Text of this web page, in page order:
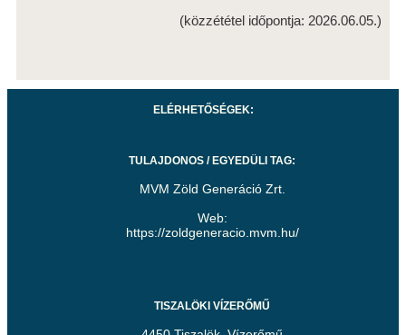
(közzététel időpontja: 2026.06.05.)
ELÉRHETŐSÉGEK:
TULAJDONOS / EGYEDÜLI TAG:
MVM Zöld Generáció Zrt.
Web:
https://zoldgeneracio.mvm.hu/
TISZALÖKI VÍZERŐMŰ